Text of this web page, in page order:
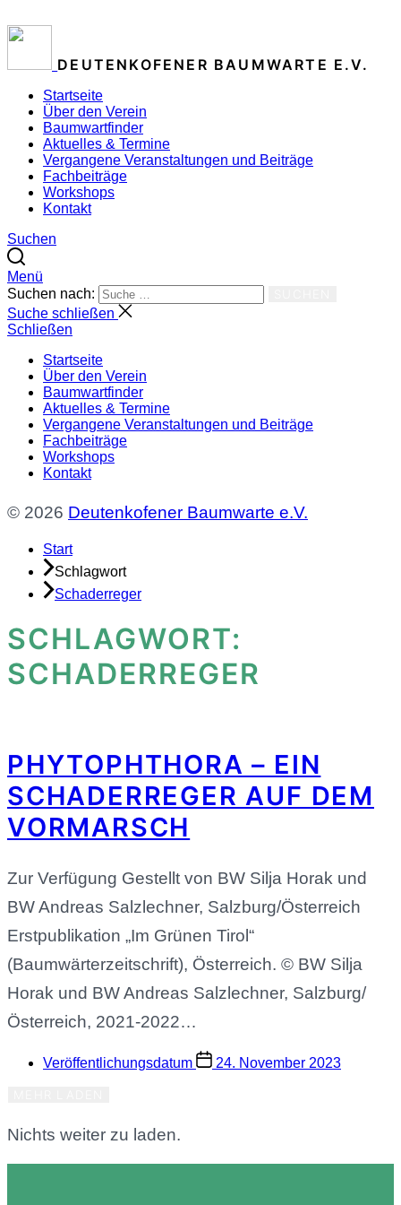
DEUTENKOFENER BAUMWARTE E.V.
Startseite
Über den Verein
Baumwartfinder
Aktuelles & Termine
Vergangene Veranstaltungen und Beiträge
Fachbeiträge
Workshops
Kontakt
Suchen
Menü
Suchen nach:
Suche schließen
Schließen
Startseite
Über den Verein
Baumwartfinder
Aktuelles & Termine
Vergangene Veranstaltungen und Beiträge
Fachbeiträge
Workshops
Kontakt
© 2026 Deutenkofener Baumwarte e.V.
Start
Schlagwort
Schaderreger
SCHLAGWORT:
SCHADERREGER
PHYTOPHTHORA – EIN
SCHADERREGER AUF DEM
VORMARSCH
Zur Verfügung Gestellt von BW Silja Horak und
BW Andreas Salzlechner, Salzburg/Österreich
Erstpublikation „Im Grünen Tirol“
(Baumwärterzeitschrift), Österreich. © BW Silja
Horak und BW Andreas Salzlechner, Salzburg/
Österreich, 2021-2022…
Veröffentlichungsdatum 24. November 2023
Nichts weiter zu laden.